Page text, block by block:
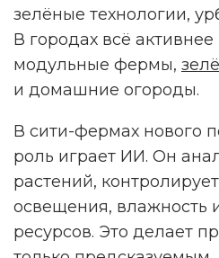
зелёные технологии,
В городах всё
модульные фермы,
и домашние огороды.
В сити-фермах нового
роль играет ИИ. Он
растений,
освещения, влажность
ресурсов. Это делает